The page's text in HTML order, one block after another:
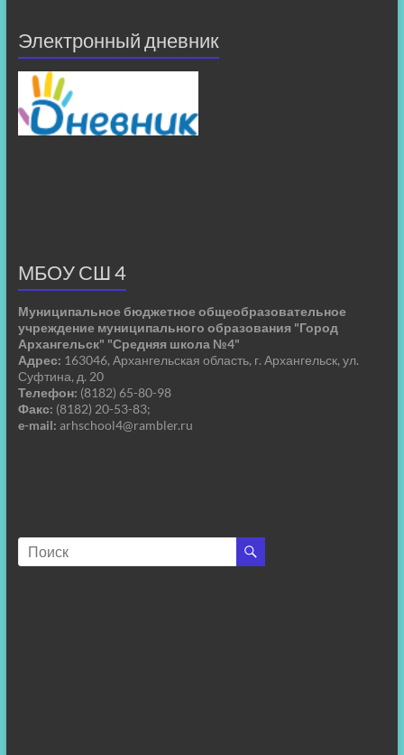
Электронный дневник
МБОУ СШ 4
Муниципальное бюджетное общеобразовательное
учреждение муниципального образования "Город
Архангельск" "Средняя школа №4"
Адрес: 163046, Архангельская область, г. Архангельск, ул.
Суфтина, д. 20
Телефон: (8182) 65-80-98
Факс: (8182) 20-53-83;
e-mail: arhschool4@rambler.ru